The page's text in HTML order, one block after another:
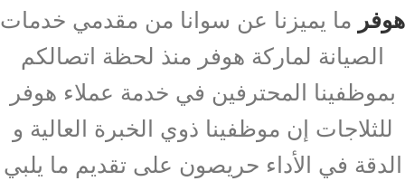
هوفر ما يميزنا عن سوانا من مقدمي خدمات
الصيانة لماركة هوفر منذ لحظة اتصالكم
بموظفينا المحترفين في خدمة عملاء هوفر
للثلاجات إن موظفينا ذوي الخبرة العالية و
الدقة في الأداء حريصون على تقديم ما يلبي